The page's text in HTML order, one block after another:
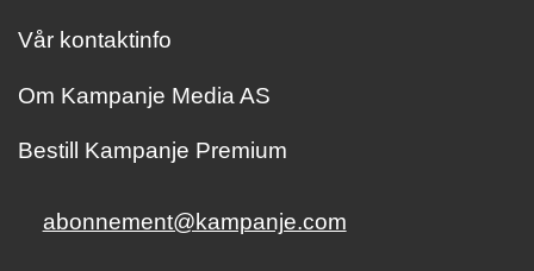
Vår kontaktinfo
Om Kampanje Media AS
Bestill Kampanje Premium
abonnement@kampanje.com